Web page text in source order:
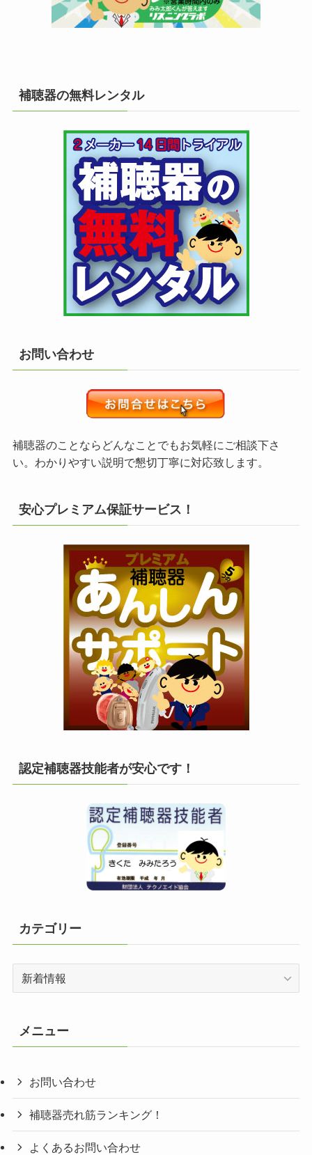
補聴器の無料レンタル
お問い合わせ
補聴器のことならどんなことでもお気軽にご相談下さ
い。わかりやすい説明で懇切丁寧に対応致します。
安心プレミアム保証サービス！
認定補聴器技能者が安心です！
カテゴリー
カ
メニュー
お問い合わせ
補聴器売れ筋ランキング！
よくあるお問い合わせ